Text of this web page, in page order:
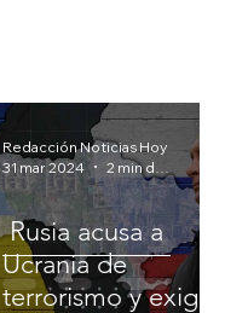
Rusia acusa a
Ucrania de
terrorismo y exige
Redacción Noticias Hoy
31 mar 2024